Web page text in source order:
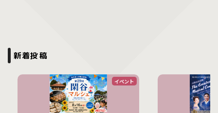
新着投稿
イベント